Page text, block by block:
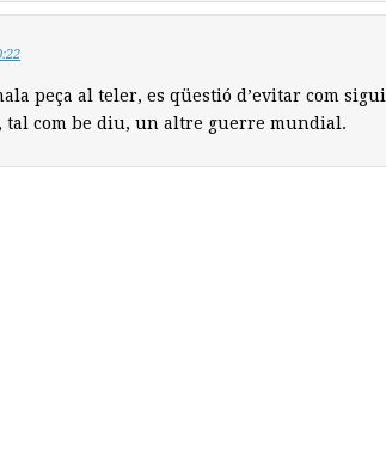
peça al teler, es qüestió d’evitar com
tal com be diu, un altre guerre mundial.